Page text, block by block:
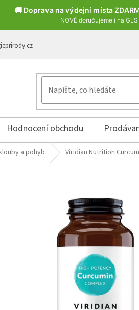
🚚 Doprava na výdejní místa
NOVĚ doručujeme i na
Hodnocení obchodu
a pohyb Viridian Nutrition